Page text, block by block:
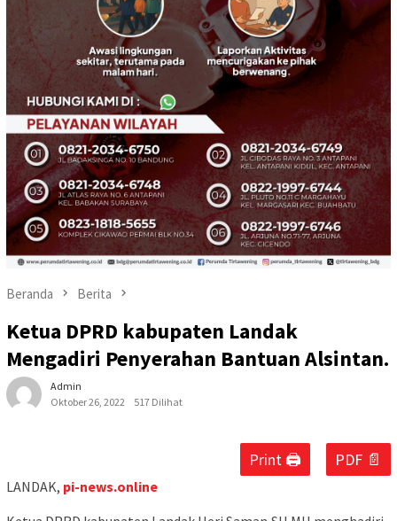
Beranda Berita
Ketua DPRD kabupaten Landak
Mengadiri Penyerahan Bantuan Alsintan.
Admin
Oktober 26, 2022
517 Dilihat
Print 🖨 PDF 📄
LANDAK, pi-news.online